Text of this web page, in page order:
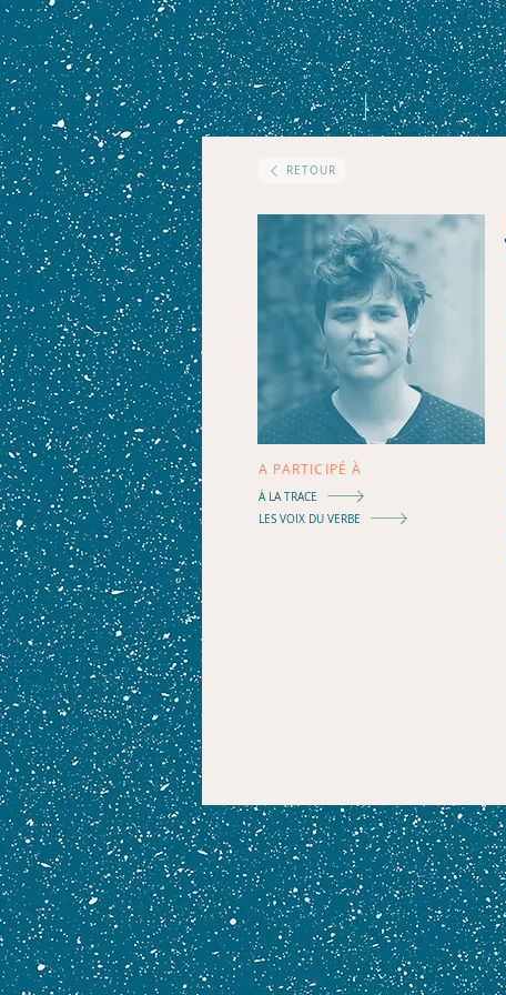
Accueil Agenda
RETOUR
À LA TRACE
LES VOIX DU VERBE
A PARTICIPÉ À